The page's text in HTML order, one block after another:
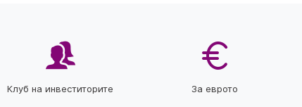
Клуб на инвеститорите За еврото